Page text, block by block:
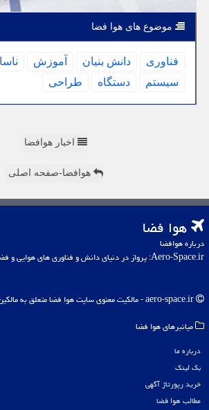
موضوع های هوا فضا
فناوری دانش بنیان آموزش ناسا
سیستم
دستگاه طراحی
اخبار هوافضا
هوافضا-صفحه اصلی
هوا فضا
درباره هوافضا
Aero-Space.ir: پرواز در دنیای دانش و فناوری های هوایی و فضایی، از زمین تا کهکشان
میانبرهای هوا فضا
درباره ما
بک لینک
خرید رپورتاژ آگهی
مطالب هوا فضا